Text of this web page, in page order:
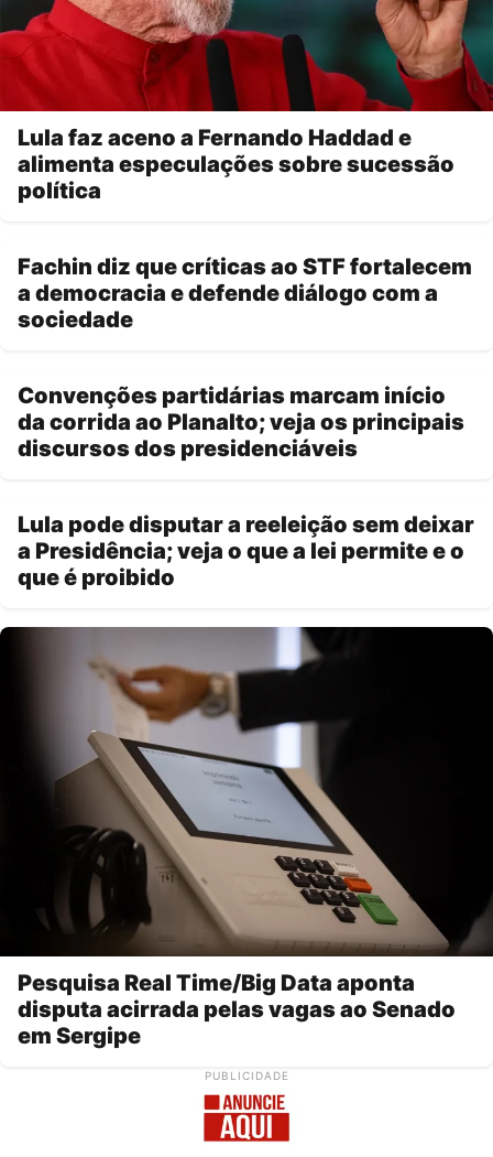
Lula faz aceno a Fernando Haddad e
alimenta especulações sobre sucessão
política
Fachin diz que críticas ao STF fortalecem
a democracia e defende diálogo com a
sociedade
Convenções partidárias marcam início
da corrida ao Planalto; veja os principais
discursos dos presidenciáveis
Lula pode disputar a reeleição sem deixar
a Presidência; veja o que a lei permite e o
que é proibido
Pesquisa Real Time/Big Data aponta
disputa acirrada pelas vagas ao Senado
em Sergipe
PUBLICIDADE